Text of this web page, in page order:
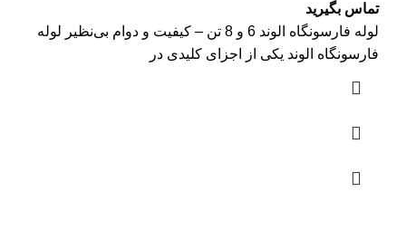
تماس بگیرید
لوله فارسونگاه الوند 6 و 8 تن – کیفیت و دوام بی‌نظیر لوله
فارسونگاه الوند یکی از اجزای کلیدی در